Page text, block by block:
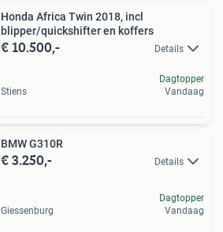
Honda Africa Twin 2018, incl
blipper/quickshifter en koffers
€ 10.500,- Details
Stiens
Dagtopper
Vandaag
BMW G310R
€ 3.250,- Details
Giessenburg
Dagtopper
Vandaag